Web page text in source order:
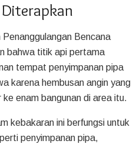
Bencana
bahwa titik api pertama
tempat penyimpanan pipa
karena hembusan angin yang
enam bangunan di area itu.
kebakaran ini berfungsi untuk
penyimpanan pipa,